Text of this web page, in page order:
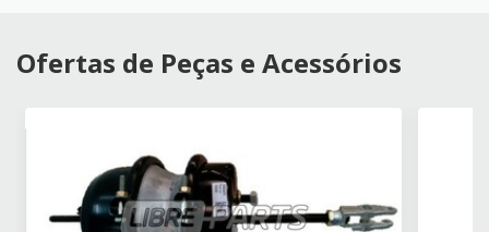
Ofertas de Peças e Acessórios